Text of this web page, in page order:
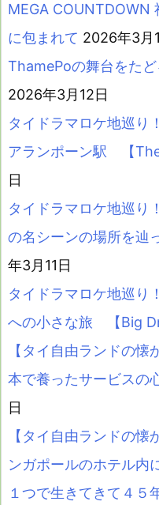
MEGA COUNTDOWN
に包まれて 2026年3月
ThamePoの舞台をた
2026年3月12日
タイドラマロケ地巡
アランポーン駅 【
日
タイドラマロケ地巡
の名シーンの場所を
年3月11日
タイドラマロケ地巡り
への小さな旅 【Big
【タイ自由ランドの
本で養ったサービスの
日
【タイ自由ランドの
ンガポールのホテル内
１つで生きてきて４５